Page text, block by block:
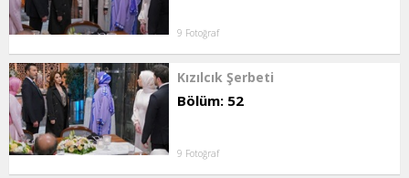
9 Fotoğraf
Kızılcık Şerbeti
Bölüm: 52
9 Fotoğraf